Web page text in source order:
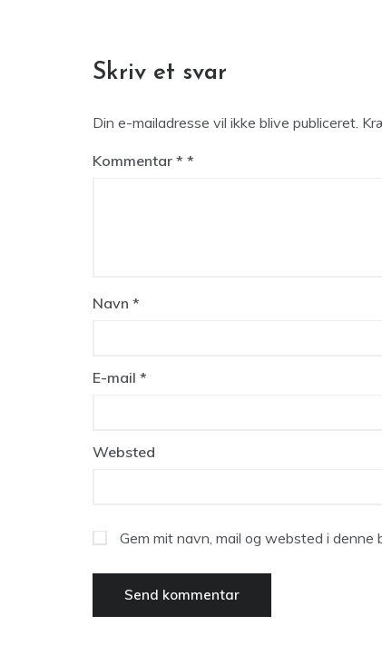
Skriv et svar
Din e-mailadresse vil ikke blive publiceret.
Kommentar *
Navn *
E-mail *
Websted
Gem mit navn, mail og websted i